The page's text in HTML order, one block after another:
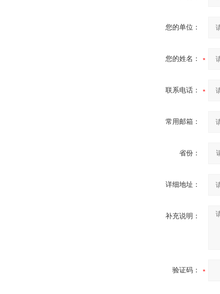
您的单位：
您的姓名：
联系电话：
常用邮箱：
省份：
详细地址：
补充说明：
验证码：